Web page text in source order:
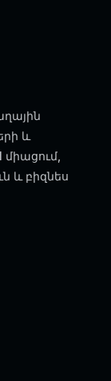
և
և բիզնես